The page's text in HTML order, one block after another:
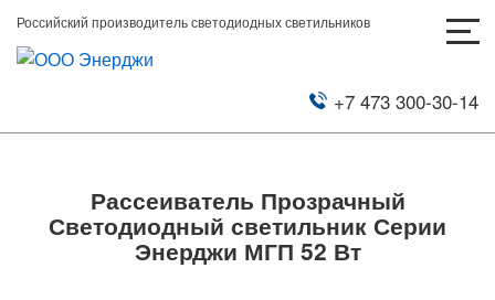
Российский производитель светодиодных светильников
+7 473 300-30-14
Рассеиватель Прозрачный
Светодиодный светильник Серии
Энерджи МГП 52 Вт